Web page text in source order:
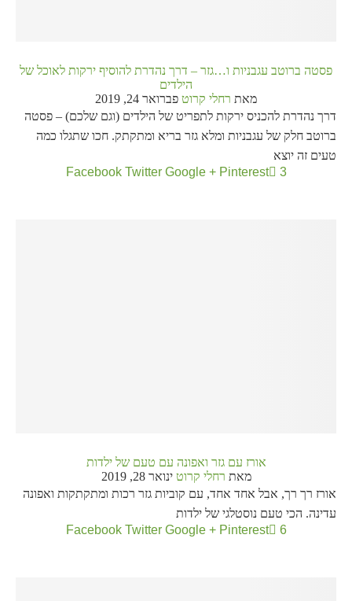
פסטה ברוטב עגבניות ו…גזר – דרך נהדרת להוסיף ירקות לאוכל של
הילדים
מאת רחלי קרוט פברואר 24, 2019
דרך נהדרת להכניס ירקות לתפריט של הילדים (וגם שלכם) – פסטה
ברוטב חלק של עגבניות ומלא גזר בריא ומתקתק. חכו שתגלו כמה
טעים זה יוצא
3
Facebook Twitter Google + Pinterest
אורז עם גזר ואפונה עם טעם של ילדות
מאת רחלי קרוט ינואר 28, 2019
אורז רך רך, אבל אחד אחד, עם קוביות גזר רכות ומתקתקות ואפונה
עדינה. הכי טעם נוסטלגי של ילדות
6
Facebook Twitter Google + Pinterest